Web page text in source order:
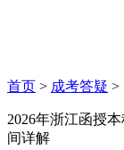
首页 > 成考答疑 >
2026年浙江函授
间详解